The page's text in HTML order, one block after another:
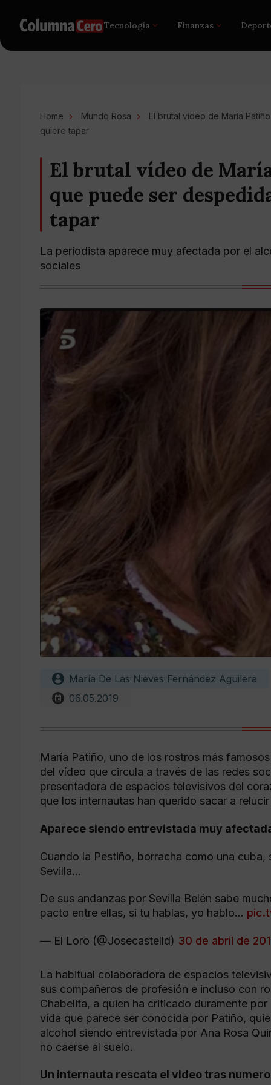
Tecnología Finanzas
Home Mundo Rosa
El brutal vídeo de María
quiere tapar
El brutal vídeo de
que puede ser
tapar
La periodista aparece muy afectada por el
sociales
María De Las Nieves Fernández Aguilera
06.05.2019
María Patiño, uno de los rostros más
del vídeo que circula a través de las redes
presentadora de espacios televisivos del
que los internautas han querido sacar a
Aparece siendo entrevistada muy
Cuando la Pestiño, borracha como una
Sevilla…
De sus andanzas por Sevilla Belén sabe
pacto entre ellas, si tu hablas, yo hablo…
— El Loro (@Josecastelld) 30 de abril de
La habitual colaboradora de espacios
sus compañeros de profesión e incluso con
Chabelita, a quien ha criticado duramente
vida que parece ser conocida por Patiño,
alcohol siendo entrevistada por Ana Rosa
no caerse al suelo.
Un internauta rescata el video tras